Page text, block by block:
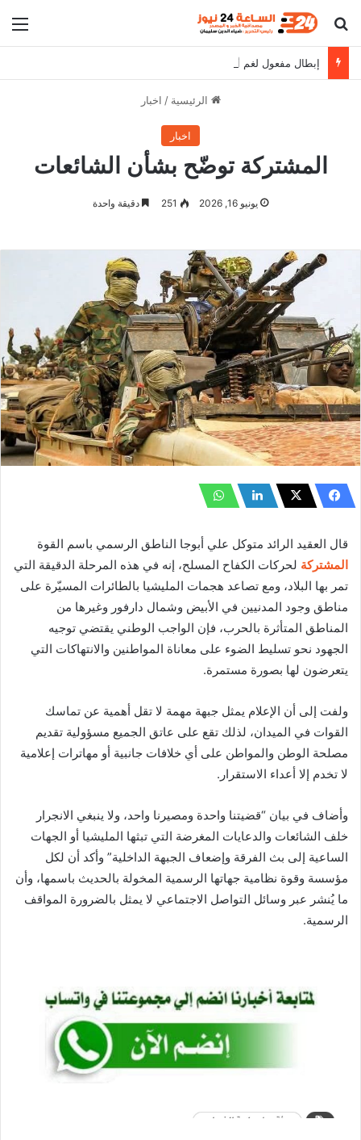
بحث عن
إبطال مفعول لغم أرضي بشارع عام في الخرطوم
الرئيسية / اخبار
اخبار
المشتركة توضّح بشأن الشائعات
يونيو 16, 2026 251 دقيقة واحدة
قال العقيد الرائد متوكل علي أبوجا الناطق الرسمي باسم القوة
المشتركة لحركات الكفاح المسلح، إنه في هذه المرحلة الدقيقة التي
تمر بها البلاد، ومع تصاعد هجمات المليشيا بالطائرات المسيّرة على
مناطق وجود المدنيين في الأبيض وشمال دارفور وغيرها من
المناطق المتأثرة بالحرب، فإن الواجب الوطني يقتضي توجيه
الجهود نحو تسليط الضوء على معاناة المواطنين والانتهاكات التي
يتعرضون لها بصورة مستمرة.
ولفت إلى أن الإعلام يمثل جبهة مهمة لا تقل أهمية عن تماسك
القوات في الميدان، لذلك تقع على عاتق الجميع مسؤولية تقديم
مصلحة الوطن والمواطن على أي خلافات جانبية أو مهاترات إعلامية
لا تخدم إلا أعداء الاستقرار.
وأضاف في بيان “قضيتنا واحدة ومصيرنا واحد، ولا ينبغي الانجرار
خلف الشائعات والدعايات المغرضة التي تبثها المليشيا أو الجهات
الساعية إلى بث الفرقة وإضعاف الجبهة الداخلية” وأكد أن لكل
مؤسسة وقوة نظامية جهاتها الرسمية المخولة بالحديث باسمها، وأن
ما يُنشر عبر وسائل التواصل الاجتماعي لا يمثل بالضرورة المواقف
الرسمية.